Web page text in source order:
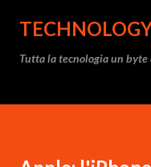
Passa
Tutta la tecnologia un